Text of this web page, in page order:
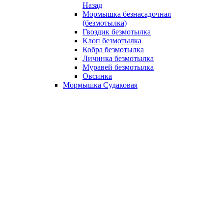
Назад
Мормышка безнасадочная
(безмотылка)
Гвоздик безмотылка
Клоп безмотылка
Кобра безмотылка
Личинка безмотылка
Муравей безмотылка
Овсинка
Мормышка Судаковая